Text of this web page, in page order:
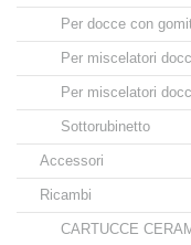
Per docce con
Per miscelatori
Per miscelatori
Sottorubinetto
Accessori
Ricambi
CARTUCCE